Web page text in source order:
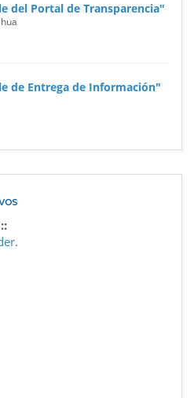
del Portal de Transparencia"
de Entrega de Información"
.